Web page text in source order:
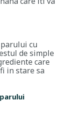
cu
de simple
care
in stare sa